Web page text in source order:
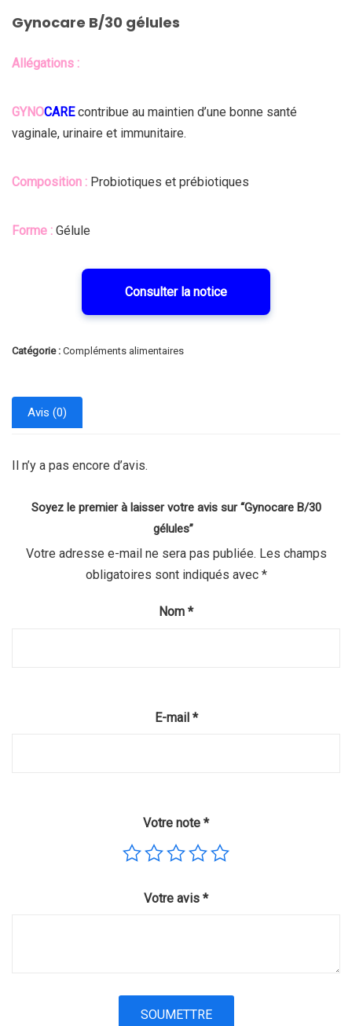
Gynocare B/30 gélules
Allégations :
GYNOCAREcontribue au maintien d’une bonne santé
vaginale, urinaire et immunitaire.
Composition : Probiotiques et prébiotiques
Forme : Gélule
Consulter la notice
Catégorie : Compléments alimentaires
Avis (0)
Il n’y a pas encore d’avis.
Soyez le premier à laisser votre avis sur “Gynocare B/30
gélules”
Votre adresse e-mail ne sera pas publiée. Les champs
obligatoires sont indiqués avec *
Nom *
E-mail *
Votre note *
Votre avis *